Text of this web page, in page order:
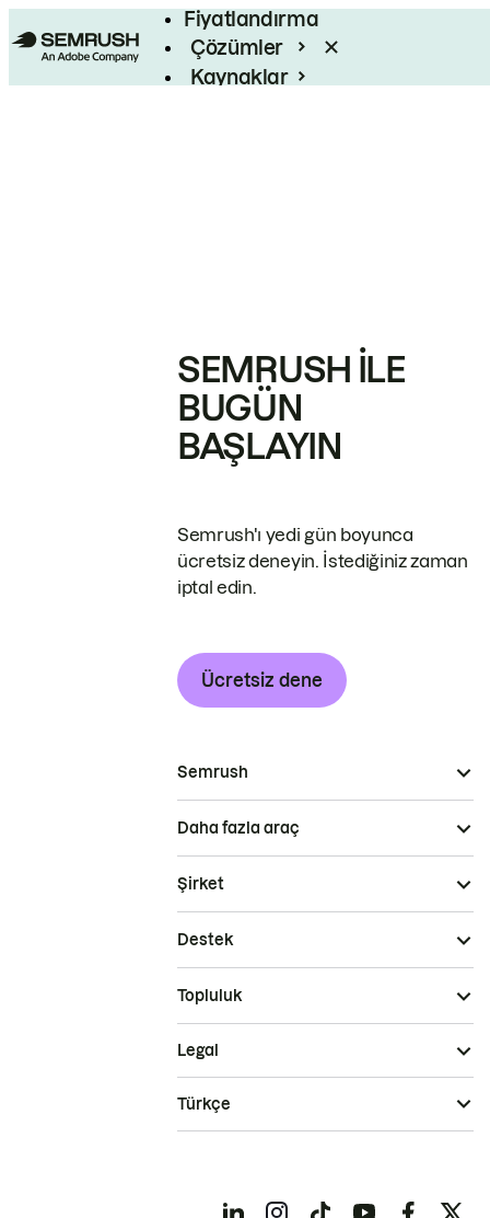
Fiyatlandırma
Çözümler
Kaynaklar
SEMRUSH ILE
BUGÜN
BAŞLAYIN
Semrush'ı yedi gün boyunca
ücretsiz deneyin. İstediğiniz zaman
iptal edin.
Ücretsiz dene
Semrush
Daha fazla araç
Şirket
Destek
Topluluk
Legal
Türkçe